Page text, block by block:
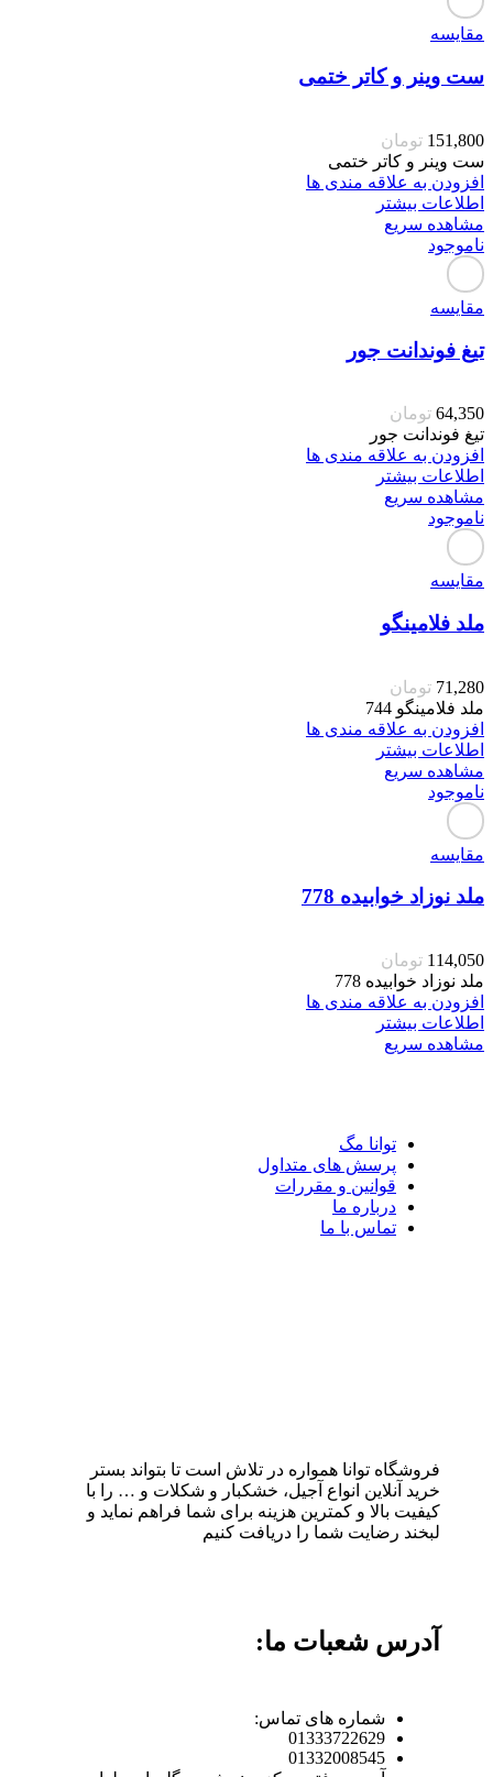
مقایسه
ست وینر و کاتر ختمی
151,800 تومان
ست وینر و کاتر ختمی
افزودن به علاقه مندی ها
اطلاعات بیشتر
مشاهده سریع
ناموجود
مقایسه
تیغ فوندانت جور
64,350 تومان
تیغ فوندانت جور
افزودن به علاقه مندی ها
اطلاعات بیشتر
مشاهده سریع
ناموجود
مقایسه
ملد فلامینگو
71,280 تومان
ملد فلامینگو 744
افزودن به علاقه مندی ها
اطلاعات بیشتر
مشاهده سریع
ناموجود
مقایسه
ملد نوزاد خوابیده 778
114,050 تومان
ملد نوزاد خوابیده 778
افزودن به علاقه مندی ها
اطلاعات بیشتر
مشاهده سریع
توانا مگ
پرسش های متداول
قوانین و مقررات
درباره ما
تماس با ما
فروشگاه توانا همواره در تلاش است تا بتواند بستر
خرید آنلاین انواع آجیل، خشکبار و شکلات و … را با
کیفیت بالا و کمترین هزینه برای شما فراهم نماید و
لبخند رضایت شما را دریافت کنیم
آدرس شعبات ما:
شماره های تماس:
01333722629
01332008545